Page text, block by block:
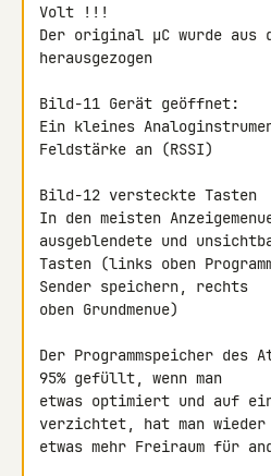
Volt !!!
Der original µC wurde aus
herausgezogen
Bild-11 Gerät geöffnet:
Ein kleines
Feldstärke an (RSSI)
Bild-12 versteckte Tasten
In den meisten
ausgeblendete und
Tasten (links oben
Sender speichern, rechts
oben Grundmenue)
Der Programmspeicher des
95% gefüllt, wenn man
etwas optimiert und auf
verzichtet, hat man wieder
etwas mehr Freiraum für